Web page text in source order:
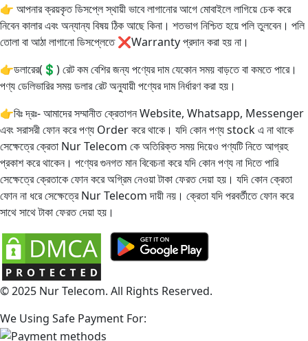
👉 আপনার ক্রয়কৃত ডিসপ্লে স্থায়ী ভাবে লাগানোর আগে মোবাইলে লাগিয়ে চেক করে
নিবেন কালার এবং অন্যান্য বিষয় ঠিক আছে কিনা। শতভাগ নিশ্চিত হয়ে পলি তুলবেন। পলি
তোলা বা আঠা লাগানো ডিসপ্লেতে ❌Warranty প্রদান করা হয় না।
👉ডলারের(💲) রেট কম বেশির জন্য পণ্যের দাম যেকোন সময় বাড়তে বা কমতে পারে।
পণ্য ডেলিভারির সময় ডলার রেট অনুযায়ী পণ্যের দাম নির্ধারণ করা হয়।
👉বিঃ দ্রঃ- আমাদের সম্মানীত ক্রেতাগন Website, Whatsapp, Messenger
এবং সরাসরী ফোন করে পণ্য Order করে থাকে। যদি কোন পণ্য stock এ না থাকে
সেক্ষেত্রে ক্রেতা Nur Telecom কে অতিরিক্ত সময় দিয়েও পণ্যটি নিতে আগ্রহ
প্রকাশ করে থাকেন। পণ্যের গুনগত মান বিবেচনা করে যদি কোন পণ্য না দিতে পারি
সেক্ষেত্রে ক্রেতাকে ফোন করে অগ্রিম নেওয়া টাকা ফেরত দেয়া হয়। যদি কোন ক্রেতা
ফোন না ধরে সেক্ষেত্রে Nur Telecom দায়ী নয়। ক্রেতা যদি পরবর্তীতে ফোন করে
সাথে সাথে টাকা ফেরত দেয়া হয়।
© 2025 Nur Telecom. All Rights Reserved.
We Using Safe Payment For: